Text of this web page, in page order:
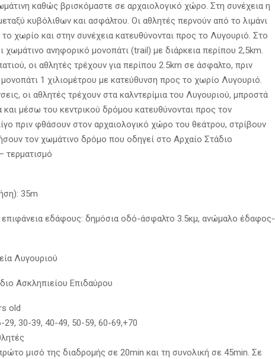
καθώς βρισκόμαστε σε αρχαιολογικό χώρο. Στη συνέχεια η
κυβόλιθων και ασφάλτου. Οι αθλητές περνούν από το λιμάνι
χωρίο και στην συνέχεια κατευθύνονται προς το Λυγουριό. Στο
χωμάτινο ανηφορικό μονοπάτι (trail) με διάρκεια περίπου 2,5km.
οι αθλητές τρέχουν για περίπου 2.5km σε άσφαλτο, πριν
1 χιλιομέτρου με κατεύθυνση προς το χωρίο Λυγουριό.
οι αθλητές τρέχουν στα καλντερίμια του Λυγουριού, μπροστά
και μέσω του κεντρικού δρόμου κατευθύνονται προς τον
πριν φθάσουν στον αρχαιολογικό χώρο του θεάτρου, στρίβουν
τον χωμάτινο δρόμο που οδηγεί στο Αρχαίο Στάδιο
τερματισμό
35m
εδάφους: δημόσια οδό-άσφαλτο 3.5κμ, ανώμαλο έδαφος-
Λυγουριού
Ασκληπιείου Επιδαύρου
old
29, 30-39, 40-49, 50-59, 60-69,+70
μισό της διαδρομής σε 20min και τη συνολική σε 45min. Σε